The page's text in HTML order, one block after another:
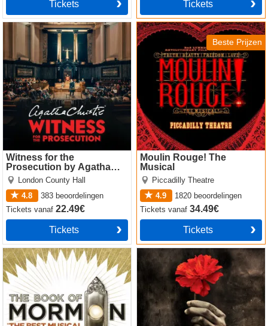
Tickets Tickets
Witness for the
Prosecution by Agatha
Christie
London County Hall
4.8
383 beoordelingen
Ticketsvanaf22.49€
Tickets
Witness for the Prosecution
by Agatha Christie
Beste Prijzen
Moulin Rouge! The
Musical
Piccadilly Theatre
4.9
1820 beoordelingen
Ticketsvanaf34.49€
Tickets
Moulin Rouge! The Musical
The Book of Mormon Hadestown